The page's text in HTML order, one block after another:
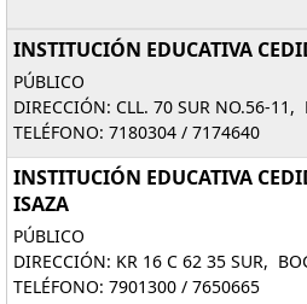
INSTITUCIÓN EDUCATIVA
PÚBLICO
DIRECCIÓN: CLL. 70 SUR NO.56-11,
TELÉFONO: 7180304 / 7174640
INSTITUCIÓN EDUCATIVA
ISAZA
PÚBLICO
DIRECCIÓN: KR 16 C 62 35 SUR,
TELÉFONO: 7901300 / 7650665